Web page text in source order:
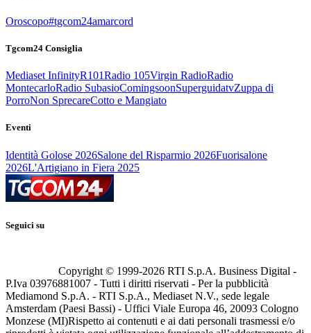
Oroscopo#tgcom24amarcord
Tgcom24 Consiglia
Mediaset InfinityR101Radio 105Virgin RadioRadio
MontecarloRadio SubasioComingsoonSuperguidatvZuppa di
PorroNon SprecareCotto e Mangiato
Eventi
Identità Golose 2026Salone del Risparmio 2026Fuorisalone
2026L'Artigiano in Fiera 2025
Seguici su
Copyright © 1999-2026 RTI S.p.A. Business Digital -
P.Iva 03976881007 - Tutti i diritti riservati - Per la pubblicità
Mediamond S.p.A. - RTI S.p.A., Mediaset N.V., sede legale
Amsterdam (Paesi Bassi) - Uffici Viale Europa 46, 20093 Cologno
Monzese (MI)Rispetto ai contenuti e ai dati personali trasmessi e/o